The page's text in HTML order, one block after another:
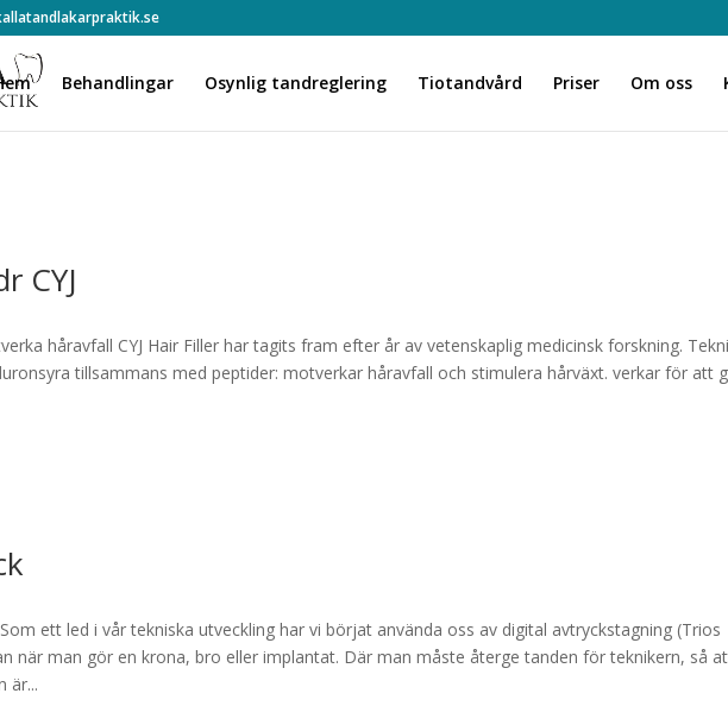
Behandlingar Osynlig tandreglering Tiotandvård Priser Om oss
CYJ
håravfall CYJ Hair Filler har tagits fram efter år av vetenskaplig medicinsk forskning.
tillsammans med peptider: motverkar håravfall och stimulera hårväxt. verkar för att
ett led i vår tekniska utveckling har vi börjat använda oss av digital avtryckstagning (Trios
när man gör en krona, bro eller implantat. Där man måste återge tanden för teknikern, så
är...